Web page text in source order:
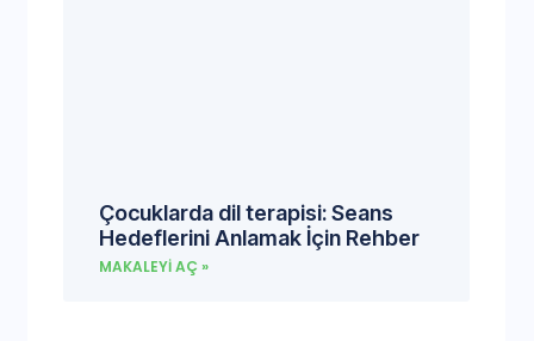
Çocuklarda dil terapisi: Seans
Hedeflerini Anlamak İçin Rehber
MAKALEYI AÇ »